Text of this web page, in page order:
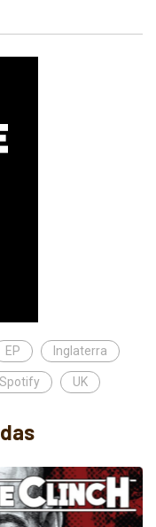
EP Inglaterra
Spotify UK